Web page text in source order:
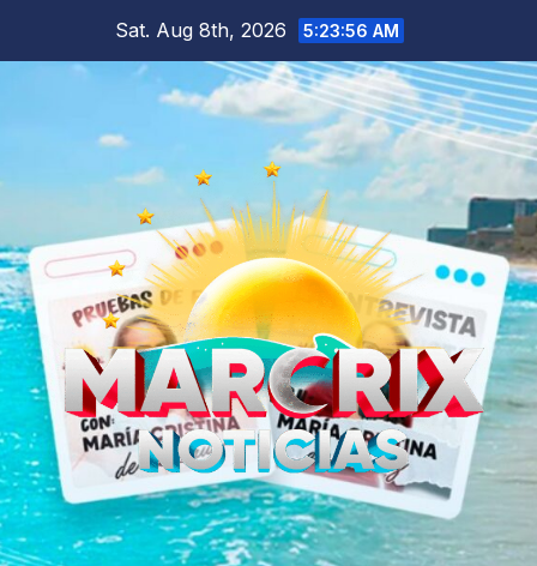
Sat. Aug 8th, 2026 5:23:58 AM